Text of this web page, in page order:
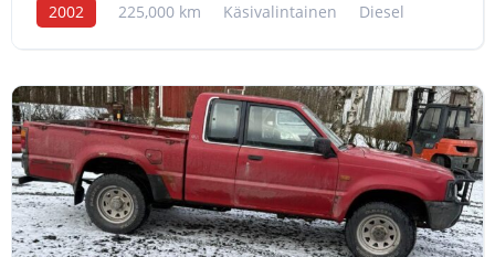
2002 225,000 km Käsivalintainen Diesel